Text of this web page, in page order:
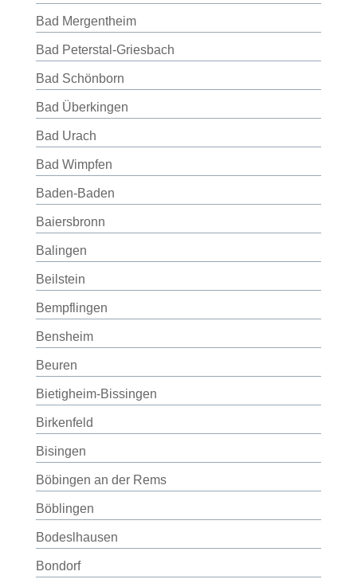
Bad Mergentheim
Bad Peterstal-Griesbach
Bad Schönborn
Bad Überkingen
Bad Urach
Bad Wimpfen
Baden-Baden
Baiersbronn
Balingen
Beilstein
Bempflingen
Bensheim
Beuren
Bietigheim-Bissingen
Birkenfeld
Bisingen
Böbingen an der Rems
Böblingen
Bodeslhausen
Bondorf